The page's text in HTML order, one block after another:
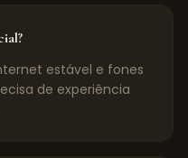
estável e fones
de experiência